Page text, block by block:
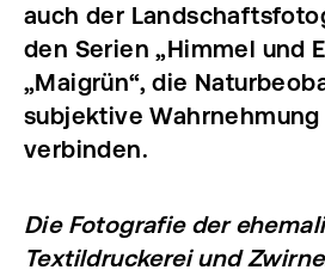
auch der
den Serien „Himmel und
„Maigrün“, die
subjektive
verbinden.
Die Fotografie der
Textildruckerei und